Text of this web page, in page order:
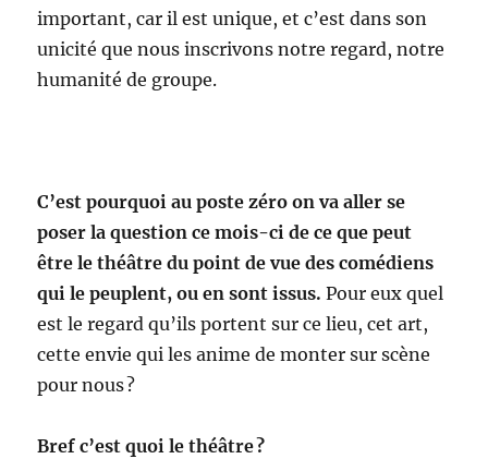
important, car il est unique, et c’est dans son
unicité que nous inscrivons notre regard, notre
humanité de groupe.
C’est pourquoi au poste zéro on va aller se
poser la question ce mois-ci de ce que peut
être le théâtre du point de vue des comédiens
qui le peuplent, ou en sont issus. Pour eux quel
est le regard qu’ils portent sur ce lieu, cet art,
cette envie qui les anime de monter sur scène
pour nous ?
Bref c’est quoi le théâtre ?